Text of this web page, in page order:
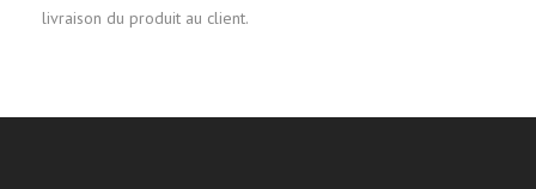
livraison du produit au client.